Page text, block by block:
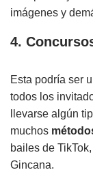
imágenes y
4.
Esta podría ser
todos los
llevarse algún
muchos
bailes de
Gincana.